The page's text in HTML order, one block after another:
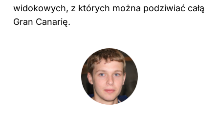
widokowych, z których można podziwiać całą
Gran Canarię.